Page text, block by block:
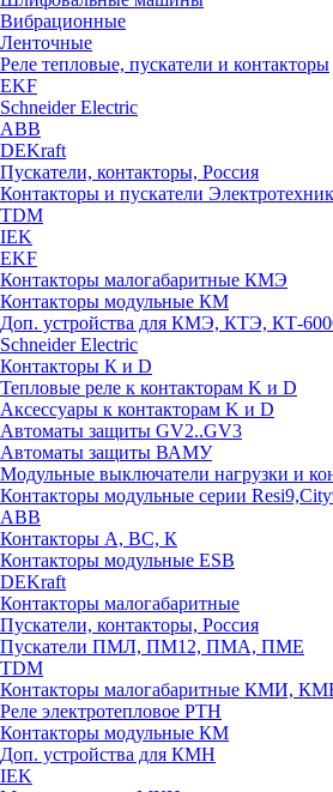
Вибрационные
Ленточные
Реле тепловые, пускатели и контакторы
EKF
Schneider Electric
ABB
DEKraft
Пускатели, контакторы, Россия
Контакторы и пускатели Электротехник
TDM
IEK
EKF
Контакторы малогабаритные КМЭ
Контакторы модульные КМ
Доп. устройства для КМЭ, КТЭ, КТ-
Schneider Electric
Контакторы К и D
Тепловые реле к контакторам K и D
Аксессуары к контакторам K и D
Автоматы защиты GV2..GV3
Автоматы защиты ВАМУ
Модульные выключатели нагрузки и
Контакторы модульные серии
ABB
Контакторы А, ВС, К
Контакторы модульные ESB
DEKraft
Контакторы малогабаритные
Пускатели, контакторы, Россия
Пускатели ПМЛ, ПМ12, ПМА, ПМЕ
TDM
Контакторы малогабаритные КМИ,
Реле электротепловое РТН
Контакторы модульные КМ
Доп. устройства для КМН
IEK